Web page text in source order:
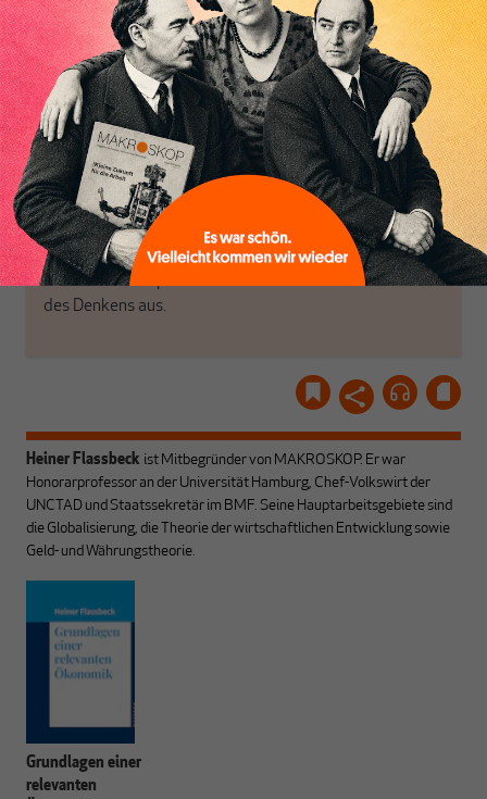
haben einen Blick auf
Geld, Wirtschaft und
Politik, den Sie so
woanders nicht finden.
Dabei leben wir von
unseren Autoren, ihren
Recherchen, ihrem Wissen
und ihrem Enthusiasmus.
Gemeinsam scheren wir
aus den schmaler
werdenden Leitplanken
des Denkens aus.
Brauchen Sie auch frische
Luft? Dann folgen Sie
einfach dem Button.
ABONNIEREN SIE
MAKROSKOP
Schon Abonnent? Dann
hiereinloggen !
Heiner Flassbeck ist Mitbegründer von MAKROSKOP. Er war
Honorarprofessor an der Universität Hamburg, Chef-Volkswirt der
UNCTAD und Staatssekretär im BMF. Seine Hauptarbeitsgebiete sind
die Globalisierung, die Theorie der wirtschaftlichen Entwicklung sowie
Geld- und Währungstheorie.
Grundlagen einer
relevanten